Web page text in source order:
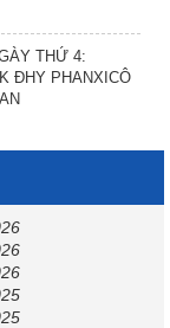
THỨ 4:
ĐHY PHANXICÔ